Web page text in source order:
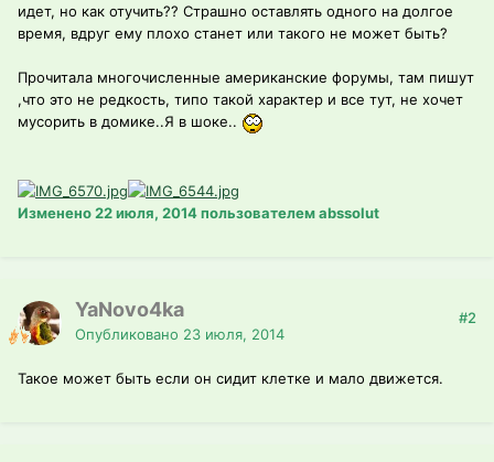
идет, но как отучить?? Страшно оставлять одного на долгое
время, вдруг ему плохо станет или такого не может быть?
Прочитала многочисленные американские форумы, там пишут
,что это не редкость, типо такой характер и все тут, не хочет
мусорить в домике..Я в шоке..
Изменено22 июля, 2014пользователем abssolut
YaNovo4ka
Опубликовано 23 июля, 2014
#2
Такое может быть если он сидит клетке и мало движется.